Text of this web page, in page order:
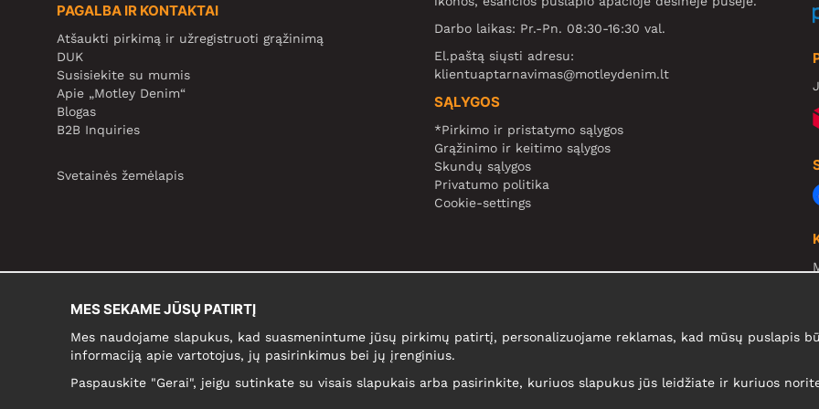
PAGALBA IR KONTAKTAI
Atšaukti pirkimą ir užregistruoti grąžinimą
DUK
Susisiekite su mumis
Apie „Motley Denim“
Blogas
B2B Inquiries
Svetainės žemėlapis
Darbo laikas: Pr.-Pn. 08:30-16:30 val.
El.paštą siųsti adresu:
klientuaptarnavimas@motleydenim.lt
SĄLYGOS
*Pirkimo ir pristatymo sąlygos
Grąžinimo ir keitimo sąlygos
Skundų sąlygos
Privatumo politika
Cookie-settings
MES SEKAME JŪSŲ PATIRTĮ
Mes naudojame slapukus, kad suasmenintume jūsų pirkimų patirtį, personalizuojame reklamas, kad mūsų puslapis
informaciją apie vartotojus, jų pasirinkimus bei jų įrenginius.
Paspauskite "Gerai", jeigu sutinkate su visais slapukais arba pasirinkite, kuriuos slapukus jūs leidžiate ir kuriuos